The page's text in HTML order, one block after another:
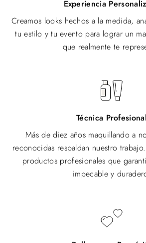
Creamos looks hechos a la medida,
tu estilo y tu evento para lograr un
que realmente te
Técnica Profesional
Más de diez años maquillando a
reconocidas respaldan nuestro trabajo.
productos profesionales que
impecable y
Belleza con Propósito